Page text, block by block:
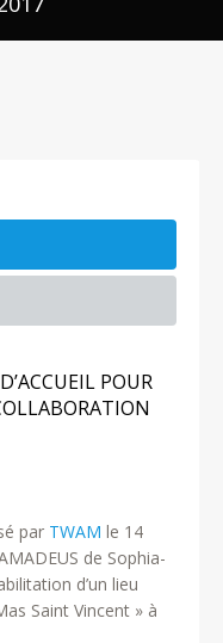
POUR
par TWAM le 14
de Sophia-
d’un lieu
Saint Vincent » à